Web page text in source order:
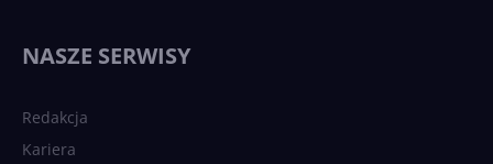
NASZE SERWISY
Redakcja
Kariera